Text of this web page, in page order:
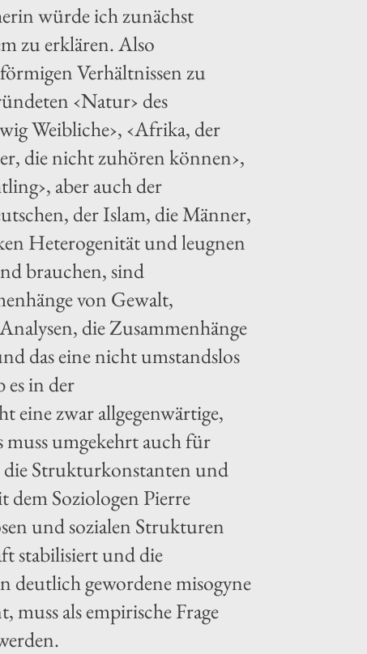
würde ich zunächst
zu erklären. Also
Verhältnissen zu
‹Natur› des
Weibliche›, ‹Afrika, der
die nicht zuhören können›,
aber auch der
der Islam, die Männer,
Heterogenität und leugnen
brauchen, sind
von Gewalt,
die Zusammenhänge
das eine nicht umstandslos
es in der
eine zwar allgegenwärtige,
umgekehrt auch für
Strukturkonstanten und
Soziologen Pierre
und sozialen Strukturen
stabilisiert und die
deutlich gewordene misogyne
als empirische Frage